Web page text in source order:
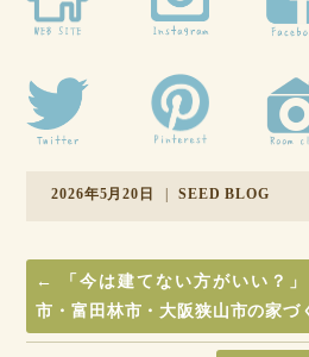
2026年5月20日 | SEED BLOG
←
「今は建てない方がいい？
市・富田林市・大阪狭山市の家づ